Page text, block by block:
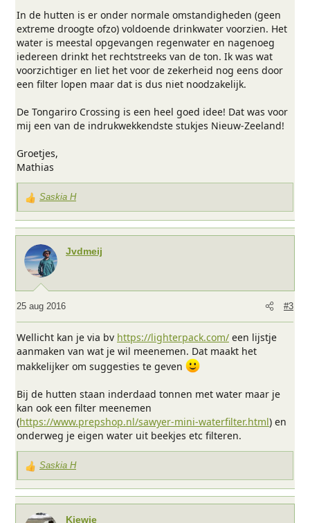
In de hutten is er onder normale omstandigheden (geen
extreme droogte ofzo) voldoende drinkwater voorzien. Het
water is meestal opgevangen regenwater en nagenoeg
iedereen drinkt het rechtstreeks van de ton. Ik was wat
voorzichtiger en liet het voor de zekerheid nog eens door
een filter lopen maar dat is dus niet noodzakelijk.
De Tongariro Crossing is een heel goed idee! Dat was voor
mij een van de indrukwekkendste stukjes Nieuw-Zeeland!
Groetjes,
Mathias
W
a
d
e
e
n
:
Saskia H
Jvdmeij
25 aug 2016 #3
Wellicht kan je via bv https://lighterpack.com/ een lijstje
aanmaken van wat je wil meenemen. Dat maakt het
makkelijker om suggesties te geven
Bij de hutten staan inderdaad tonnen met water maar je
kan ook een filter meenemen
(https://www.prepshop.nl/sawyer-mini-waterfilter.html) en
onderweg je eigen water uit beekjes etc filteren.
W
a
Saskia H
Kiewie